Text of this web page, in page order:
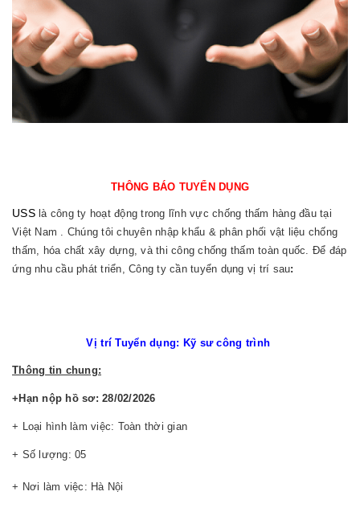
THÔNG BÁO TUYỂN DỤNG
USSlà công ty hoạt động trong lĩnh vực chống thấm hàng đầu tại
Việt Nam . Chúng tôi chuyên nhập khẩu & phân phối vật liệu chống
thấm, hóa chất xây dựng, và thi công chống thấm toàn quốc. Để đáp
ứng nhu cầu phát triển, Công ty cần tuyển dụng vị trí sau:
Vị trí Tuyển dụng: Kỹ sư công trình
Thông tin chung:
+Hạn nộp hồ sơ: 28/02/2026
+ Loại hình làm việc: Toàn thời gian
+ Số lượng: 05
+ Nơi làm việc: Hà Nội